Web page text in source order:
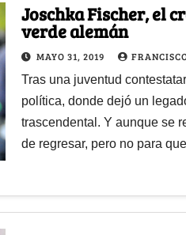
Joschka Fischer, el
verde alemán
MAYO 31, 2019
Tras una juventud
política, donde dejó un
trascendental. Y aunque se
de regresar, pero no para